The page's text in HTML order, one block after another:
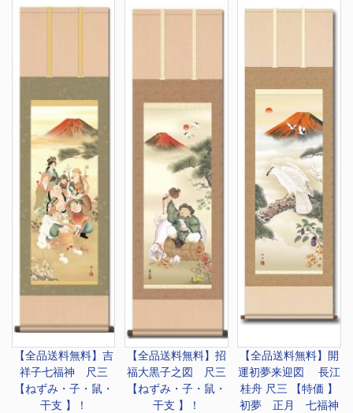
【全品送料無料】 吉
祥子七福神 尺三
【ねずみ・子・鼠・
干支 】！
【全品送料無料】 招
福大黒子之図 尺三
【ねずみ・子・鼠・
干支 】！
【全品送料無料】 開
運初夢来迎図 長江
桂舟 尺三 【特価 】
初夢 正月 七福神